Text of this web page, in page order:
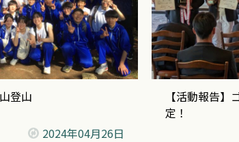
登山
2024年04月26日
【活動報告
定！